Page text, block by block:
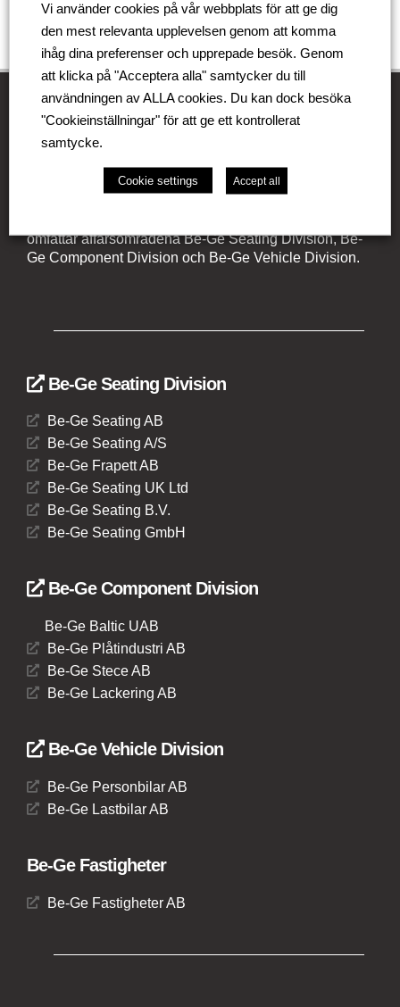
Be-Ge Koncernen
Be-Ge Koncernen är en familjeägd företagsgrupp med
omfattar affärsområdena Be-Ge Seating Division, Be-
Ge Component Division och Be-Ge Vehicle Division.
Be-Ge Seating Division
Be-Ge Seating AB
Be-Ge Seating A/S
Be-Ge Frapett AB
Be-Ge Seating UK Ltd
Be-Ge Seating B.V.
Be-Ge Seating GmbH
Be-Ge Component Division
Be-Ge Baltic UAB
Be-Ge Plåtindustri AB
Be-Ge Stece AB
Be-Ge Lackering AB
Be-Ge Vehicle Division
Be-Ge Personbilar AB
Be-Ge Lastbilar AB
Be-Ge Fastigheter
Be-Ge Fastigheter AB
Vi använder cookies på vår webbplats för att ge dig
den mest relevanta upplevelsen genom att komma
ihåg dina preferenser och upprepade besök. Genom
att klicka på "Acceptera alla" samtycker du till
användningen av ALLA cookies. Du kan dock besöka
"Cookieinställningar" för att ge ett kontrollerat
samtycke.
Cookie settings Accept all